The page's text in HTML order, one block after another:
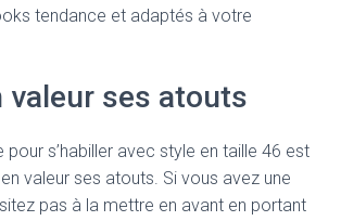
tendance et adaptés à votre
valeur ses atouts
pour s’habiller avec style en taille 46 est
valeur ses atouts. Si vous avez une
pas à la mettre en avant en portant